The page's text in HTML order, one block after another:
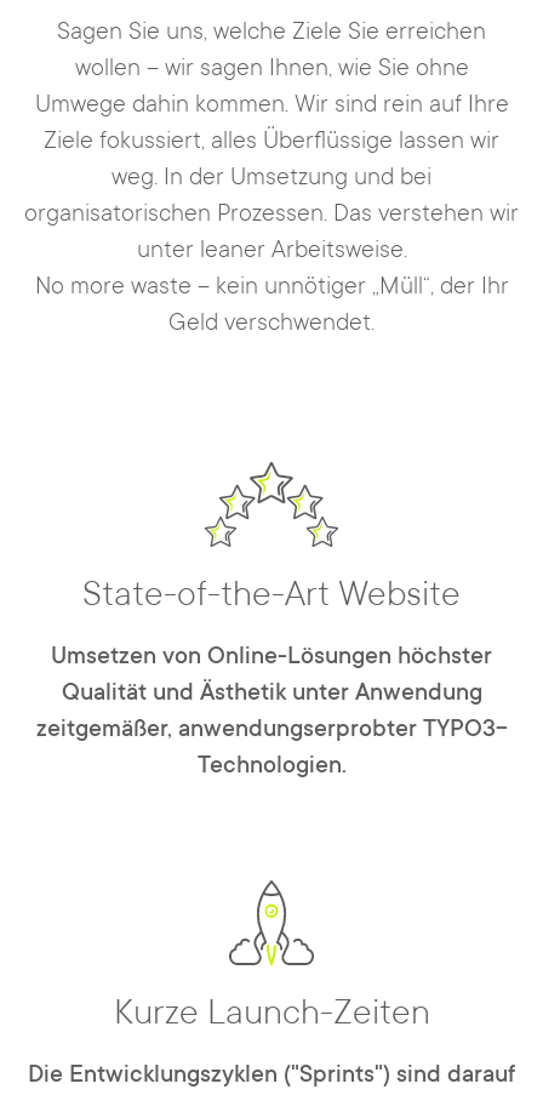
Sagen Sie uns, welche Ziele Sie erreichen
wollen – wir sagen Ihnen, wie Sie ohne
Umwege dahin kommen. Wir sind rein auf Ihre
Ziele fokussiert, alles Überflüssige lassen wir
weg. In der Umsetzung und bei
organisatorischen Prozessen. Das verstehen wir
unter leaner Arbeitsweise.
No more waste – kein unnötiger „Müll“, der Ihr
Geld verschwendet.
State-of-the-Art Website
Umsetzen von Online-Lösungen höchster
Qualität und Ästhetik unter Anwendung
zeitgemäßer, anwendungserprobter TYPO3-
Technologien.
Kurze Launch-Zeiten
Die Entwicklungszyklen ("Sprints") sind darauf